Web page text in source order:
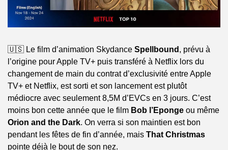
🇺🇸 Le film d’animation Skydance Spellbound , prévu à
l’origine pour Apple TV+ puis transféré à Netflix lors du
changement de main du contrat d’exclusivité entre Apple
TV+ et Netflix, est sorti et son lancement est plutôt
médiocre avec seulement 8,5M d’EVCs en 3 jours. C’est
moins bon cette année que le film Bob l’Eponge
Orion and the Dark. On verra si son maintien est bon
pendant les fêtes de fin d’année, mais That Christmas
pointe déjà le bout de son nez.